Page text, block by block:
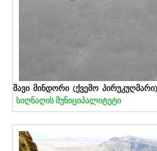
შავი მინდორი (ქვემო პირუკუღმარი)
სიღნაღის მუნიციპალიტეტი